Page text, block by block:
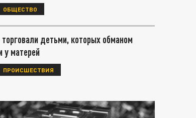
ОБЩЕСТВО
детьми, которых обманом
у матерей
ПРОИСШЕСТВИЯ